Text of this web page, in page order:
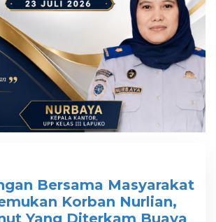
Bersama Masyarakat
Korban Nurlian,
Yang Diterkam Buaya